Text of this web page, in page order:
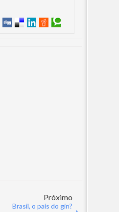
Próximo
Brasil, o país do gin?